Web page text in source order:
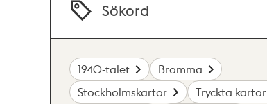
Sökord
1940-talet
Bromma
Stockholmskartor
Tryckta kartor